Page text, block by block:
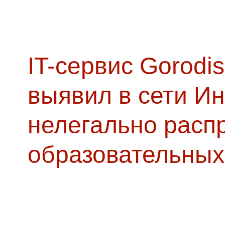
IT-сервис
выявил в сети
нелегально